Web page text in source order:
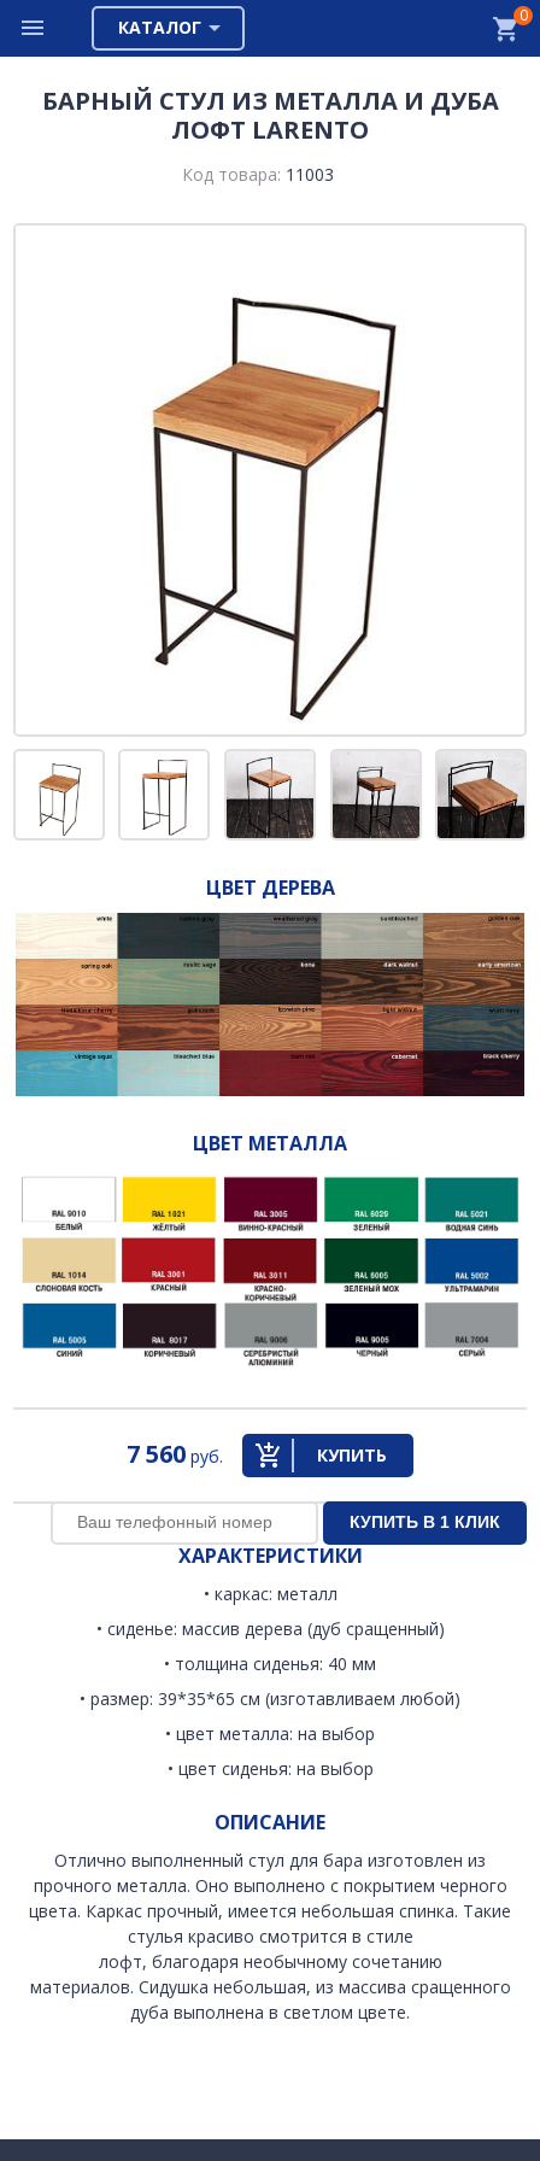
КАТАЛОГ
0
БАРНЫЙ СТУЛ ИЗ МЕТАЛЛА И ДУБА
ЛОФТ LARENTO
Код товара: 11003
ЦВЕТ ДЕРЕВА
ЦВЕТ МЕТАЛЛА
7 560руб. КУПИТЬ
ХАРАКТЕРИСТИКИ
• каркас: металл
• сиденье: массив дерева (дуб сращенный)
• толщина сиденья: 40 мм
• размер: 39*35*65 см (изготавливаем любой)
• цвет металла: на выбор
• цвет сиденья: на выбор
ОПИСАНИЕ
Отлично выполненный стул для бара изготовлен из
прочного металла. Оно выполнено с покрытием черного
цвета. Каркас прочный, имеется небольшая спинка. Такие
стулья красиво смотрится в стиле
лофт, благодаря необычному сочетанию
материалов. Сидушка небольшая, из массива сращенного
дуба выполнена в светлом цвете.